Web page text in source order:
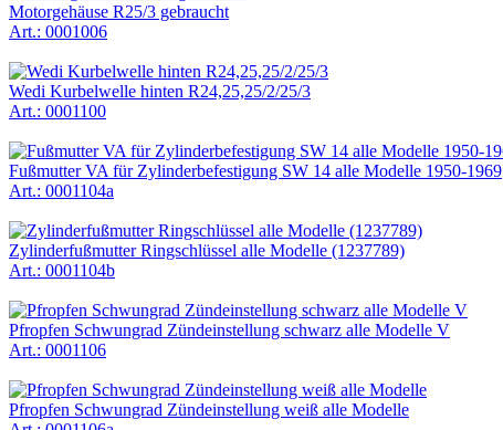
Motorgehäuse R25/3 gebraucht
Art.: 0001006
Wedi Kurbelwelle hinten R24,25,25/2/25/3
Art.: 0001100
Fußmutter VA für Zylinderbefestigung SW 14 alle Modelle 1950-1969
Art.: 0001104a
Zylinderfußmutter Ringschlüssel alle Modelle (1237789)
Art.: 0001104b
Pfropfen Schwungrad Zündeinstellung schwarz alle Modelle V
Art.: 0001106
Pfropfen Schwungrad Zündeinstellung weiß alle Modelle